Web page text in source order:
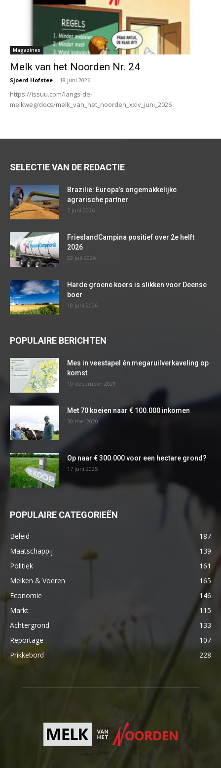
Magazines
Melk van het Noorden Nr. 24
Sjoerd Hofstee - 18 juni 2026
https://issuu.com/langs-de-
melkweg/docs/melk_van_het_noorden_xxiv_juni_2026
SELECTIE VAN DE REDACTIE
Brazilië: Europa’s ongemakkelijke
agrarische partner
7 juni 2026
FrieslandCampina positief over 2e helft
2026
22 juli 2026
Harde groene koers is slikken voor Deense
boer
18 juni 2026
POPULAIRE BERICHTEN
Mes in veestapel én megaruilverkaveling op
komst
10 december 2021
Met 70 koeien naar € 100.000 inkomen
30 mei 2020
Op naar € 300.000 voor een hectare grond?
17 juni 2025
POPULAIRE CATEGORIEËN
Beleid
187
Maatschappij
139
Politiek
161
Melken & Voeren
165
Economie
146
Markt
115
Achtergrond
133
Reportage
107
Prikkebord
228